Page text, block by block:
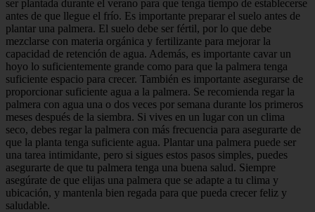
ser plantada durante el verano para que tenga tiempo de establecerse
antes de que llegue el frío. Es importante preparar el suelo antes de
plantar una palmera. El suelo debe ser fértil, por lo que debe
mezclarse con materia orgánica y fertilizante para mejorar la
capacidad de retención de agua. Además, es importante cavar un
hoyo lo suficientemente grande como para que la palmera tenga
suficiente espacio para crecer. También es importante asegurarse de
proporcionar suficiente agua a la palmera. Se recomienda regar la
palmera con agua una o dos veces por semana durante los primeros
meses después de la siembra. Si vives en un lugar con un clima
seco, debes regar la palmera con más frecuencia para asegurarte de
que la planta tenga suficiente agua. Plantar una palmera puede ser
una tarea intimidante, pero si sigues estos pasos simples, puedes
asegurarte de que tu palmera tenga una buena salud. Siempre
asegúrate de que elijas una palmera que se adapte a tu clima y
ubicación, y mantenla bien regada para que pueda crecer feliz y
saludable.